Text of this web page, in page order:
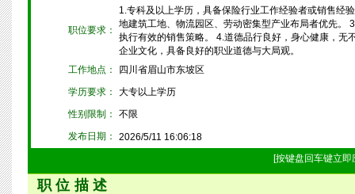
职位要求：
1.专科及以上学历，具备保险行业工作经验者或销售经
地建筑工地、物流园区、劳动密集型产业布局者优先。
执行有效的销售策略。 4.道德品行良好，身心健康，
企业文化，具备良好的职业道德与大局观。
工作地点：
四川省眉山市东坡区
学历要求：
大专以上学历
性别限制：
不限
发布日期：
2026/5/11 16:06:18
[按键盘回车键立即
职位描述